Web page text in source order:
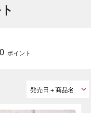
0 ポイント